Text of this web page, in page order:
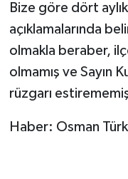
Bize göre dört
açıklamalarında
olmakla beraber,
olmamış ve Sayın
rüzgarı
Haber: Osman